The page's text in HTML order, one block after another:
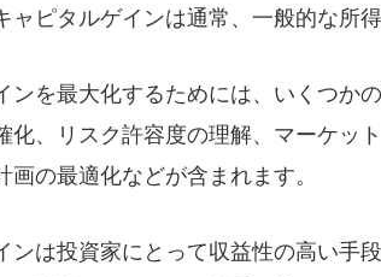
ャピタルゲインは通常、一般的な所
ンを最大化するためには、いくつか
化、リスク許容度の理解、マーケッ
の最適化などが含まれます。
ンは投資家にとって収益性の高い手